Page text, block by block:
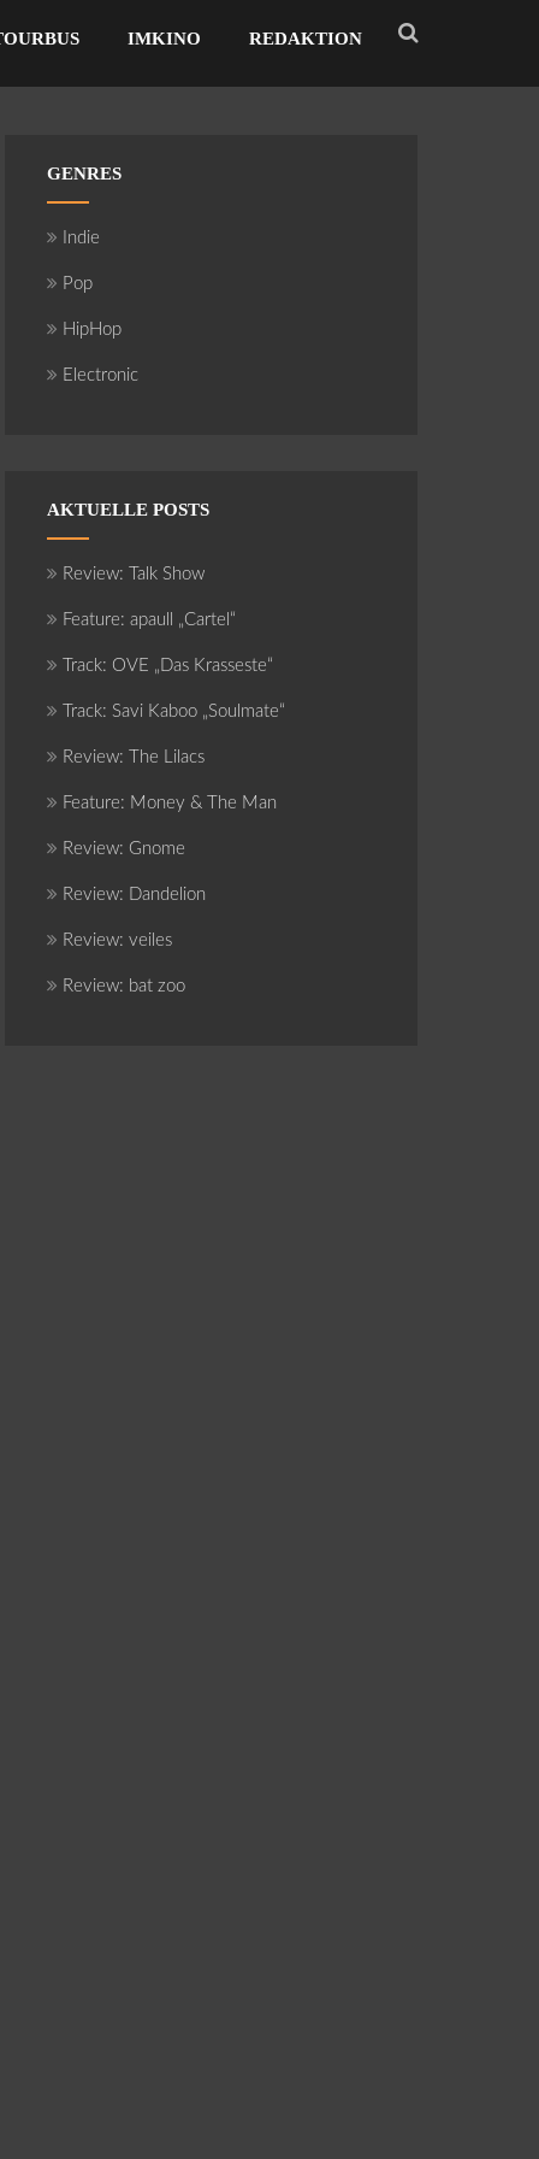
IMKINO REDAKTION
GENRES
Indie
Pop
HipHop
Electronic
AKTUELLE POSTS
Review: Talk Show
Feature: apaull „Cartel“
Track: OVE „Das Krasseste“
Track: Savi Kaboo „Soulmate“
Review: The Lilacs
Feature: Money & The Man
Review: Gnome
Review: Dandelion
Review: veiles
Review: bat zoo